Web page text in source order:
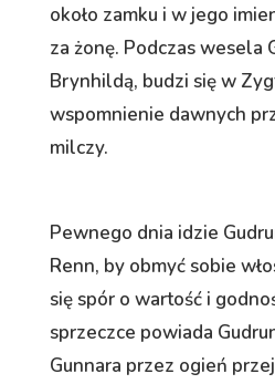
około zamku i w jego
za żonę. Podczas wesela
Brynhildą, budzi się w
wspomnienie dawnych
milczy.
Pewnego dnia idzie
Renn, by obmyć sobie
się spór o wartość i
sprzeczce powiada
Gunnara przez ogień